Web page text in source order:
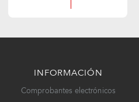
INFORMACIÓN
Comprobantes electrónicos